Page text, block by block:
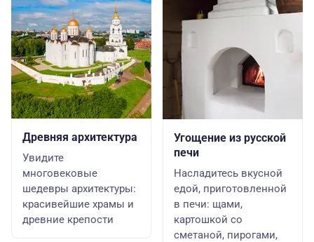
Древняя архитектура
Увидите
многовековые
шедевры архитектуры:
красивейшие храмы и
древние крепости
Угощение из русской
печи
Насладитесь вкусной
едой, приготовленной
в печи: щами,
картошкой со
сметаной, пирогами,